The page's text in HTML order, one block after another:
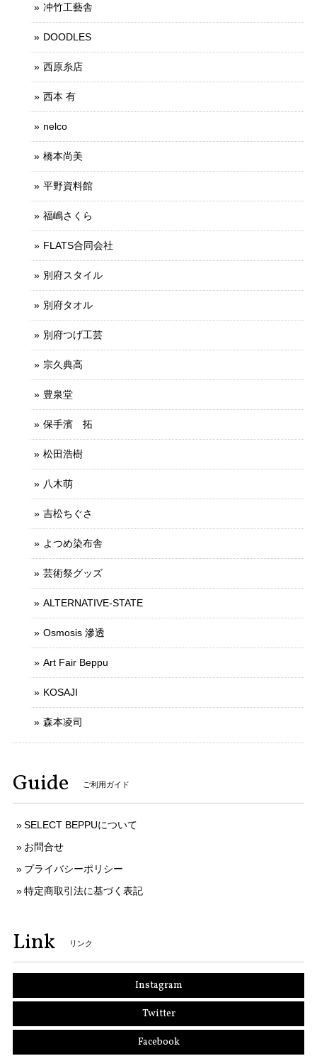
冲竹工藝舎
DOODLES
西原糸店
西本 有
nelco
橋本尚美
平野資料館
福嶋さくら
FLATS合同会社
別府スタイル
別府タオル
別府つげ工芸
宗久典高
豊泉堂
保手濱 拓
松田浩樹
八木萌
吉松ちぐさ
よつめ染布舎
芸術祭グッズ
ALTERNATIVE-STATE
Osmosis 滲透
Art Fair Beppu
KOSAJI
森本凌司
Guide ご利用ガイド
SELECT BEPPUについて
お問合せ
プライバシーポリシー
特定商取引法に基づく表記
Link リンク
Instagram
Twitter
Facebook